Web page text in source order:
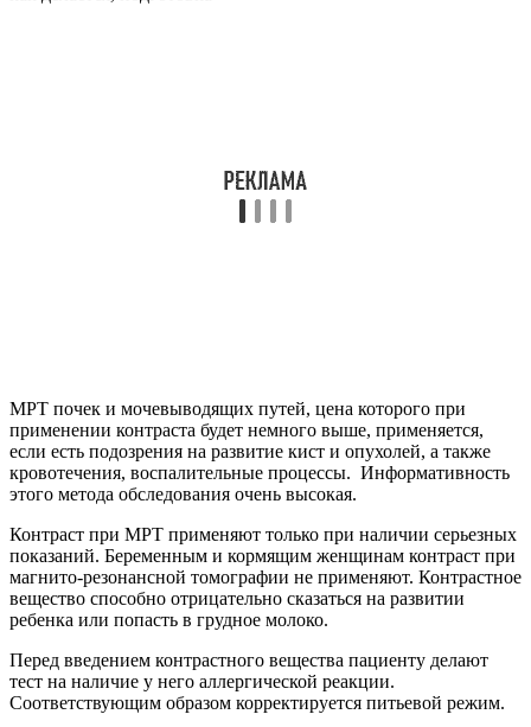
МРТ почек и мочевыводящих путей, цена которого при
применении контраста будет немного выше, применяется,
если есть подозрения на развитие кист и опухолей, а также
кровотечения, воспалительные процессы. Информативность
этого метода обследования очень высокая.
Контраст при МРТ применяют только при наличии серьезных
показаний. Беременным и кормящим женщинам контраст при
магнито-резонансной томографии не применяют. Контрастное
вещество способно отрицательно сказаться на развитии
ребенка или попасть в грудное молоко.
Перед введением контрастного вещества пациенту делают
тест на наличие у него аллергической реакции.
Соответствующим образом корректируется питьевой режим.